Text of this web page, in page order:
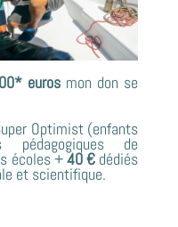
eurosmon don se
Optimist (enfants
pédagogiques de
écoles +40 € dédiés
et scientifique.